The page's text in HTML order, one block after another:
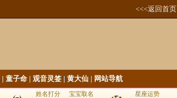
<<<返回首页
童子命 观音灵签 黄大仙 网站导航
姓名打分
宝宝取名
星座运势